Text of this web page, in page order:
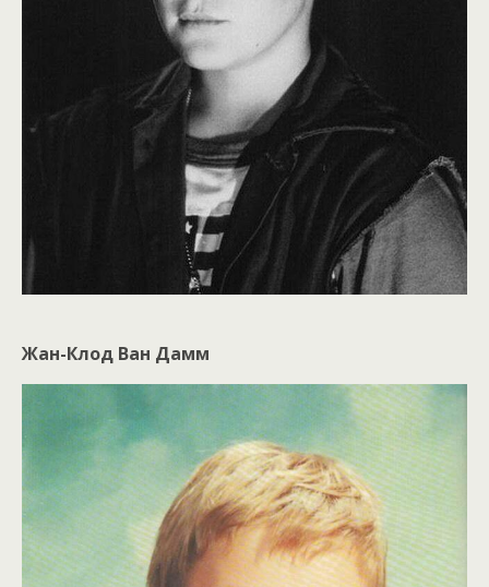
Жан-Клод Ван Дамм